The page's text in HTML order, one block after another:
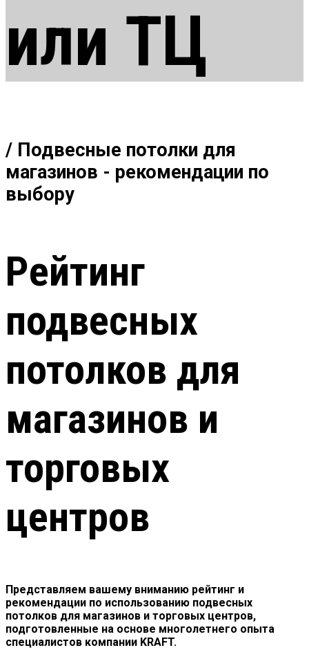
или ТЦ
/ Подвесные потолки для
магазинов - рекомендации по
выбору
Рейтинг
подвесных
потолков для
магазинов и
торговых
центров
Представляем вашему вниманию рейтинг и
рекомендации по использованию подвесных
потолков для магазинов и торговых центров,
подготовленные на основе многолетнего опыта
специалистов компании KRAFT.